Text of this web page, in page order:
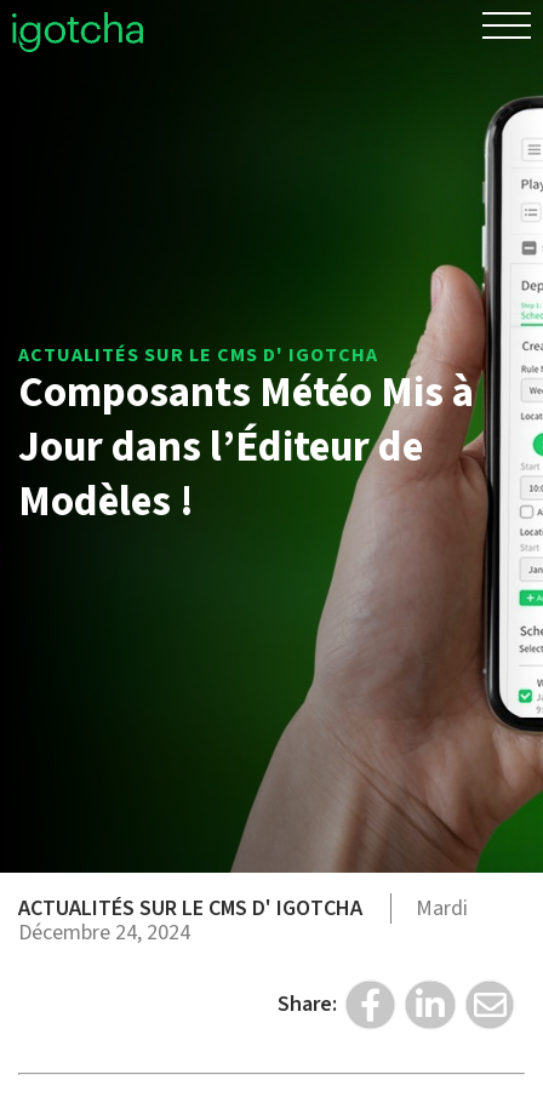
Composants Météo Mis à
Jour dans l’Éditeur de
Modèles !
ACTUALITÉS SUR LE CMS D' IGOTCHA
Mardi
Décembre 24, 2024
Share: